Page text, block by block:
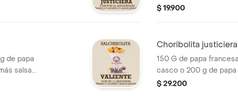
porción
queso cheddar o salsa
$ 19.900
de papa
salsa
porción
Choribolita justiciera
150 G de papa
casco o 200 g de papa
queso cheddar o salsa
$ 29.200